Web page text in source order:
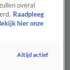
overal
Raadpleeg
hier onze
Altijd actief